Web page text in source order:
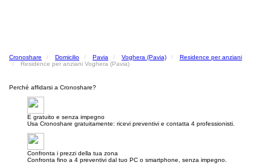
Cronoshare Domicilio Pavia Voghera (Pavia)
Residence per anziani
Residence per anziani Voghera (Pavia)
Perché affidarsi a Cronoshare?
E gratuito e senza impegno
Usa Cronoshare gratuitamente: ricevi preventivi e contatta 4 professionisti.
Confronta i prezzi della tua zona
Confronta fino a 4 preventivi dal tuo PC o smartphone, senza impegno.